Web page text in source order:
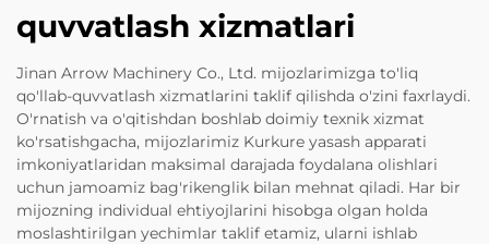
quvvatlash xizmatlari
Jinan Arrow Machinery Co., Ltd. mijozlarimizga to'liq
qo'llab-quvvatlash xizmatlarini taklif qilishda o'zini faxrlaydi.
O'rnatish va o'qitishdan boshlab doimiy texnik xizmat
ko'rsatishgacha, mijozlarimiz Kurkure yasash apparati
imkoniyatlaridan maksimal darajada foydalana olishlari
uchun jamoamiz bag'rikenglik bilan mehnat qiladi. Har bir
mijozning individual ehtiyojlarini hisobga olgan holda
moslashtirilgan yechimlar taklif etamiz, ularni ishlab